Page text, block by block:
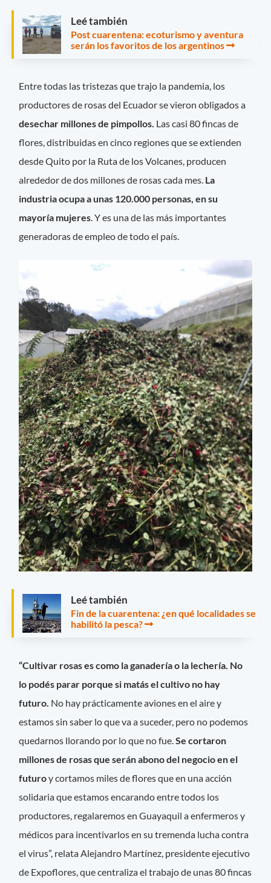
Leé también
Post cuarentena: ecoturismo y aventura
serán los favoritos de los argentinos
Entre todas las tristezas que trajo la pandemia, los
productores de rosas del Ecuador se vieron obligados a
desechar millones de pimpollos. Las casi 80 fincas de
flores, distribuidas en cinco regiones que se extienden
desde Quito por la Ruta de los Volcanes, producen
alrededor de dos millones de rosas cada mes. La
industria ocupa a unas 120.000 personas, en su
mayoría mujeres. Y es una de las más importantes
generadoras de empleo de todo el país.
Leé también
Fin de la cuarentena: ¿en qué localidades se
habilitó la pesca?
“Cultivar rosas es como la ganadería o la lechería. No
lo podés parar porque si matás el cultivo no hay
futuro. No hay prácticamente aviones en el aire y
estamos sin saber lo que va a suceder, pero no podemos
quedarnos llorando por lo que no fue.Se cortaron
millones de rosas que serán abono del negocio en el
futuroy cortamos miles de flores que en una acción
solidaria que estamos encarando entre todos los
productores, regalaremos en Guayaquil a enfermeros y
médicos para incentivarlos en su tremenda lucha contra
el virus”, relata Alejandro Martínez, presidente ejecutivo
de Expoflores, que centraliza el trabajo de unas 80 fincas